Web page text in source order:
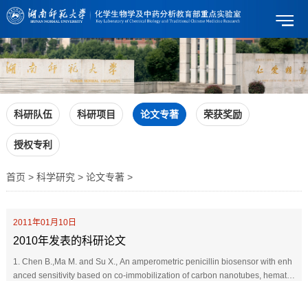
科研队伍 科研项目 论文专著 荣获奖励
授权专利
首页 > 科学研究 > 论文专著 >
2011年01月10日
2010年发表的科研论文
1. Chen B.,Ma M. and Su X., An amperometric penicillin biosensor with enh
anced sensitivity based on co-immobilization of carbon nanotubes, hematei